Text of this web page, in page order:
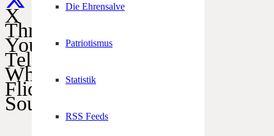
Die Ehrensalve
Patriotismus
Statistik
RSS Feeds
X
Threads
YouTube
Telegram
WhatsApp
Flickr
SoundCloud